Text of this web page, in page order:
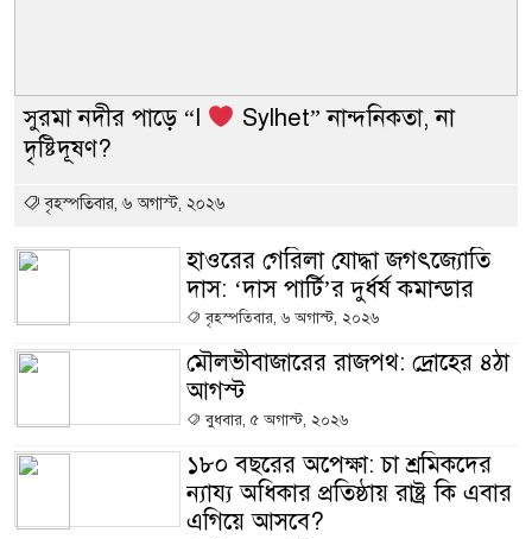
সুরমা নদীর পাড়ে “I
Sylhet” নান্দনিকতা, না
দৃষ্টিদূষণ?
বৃহস্পতিবার, ৬ অগাস্ট, ২০২৬
হাওরের গেরিলা যোদ্ধা জগৎজ্যোতি
দাস: ‘দাস পার্টি’র দুর্ধর্ষ কমান্ডার
বৃহস্পতিবার, ৬ অগাস্ট, ২০২৬
মৌলভীবাজারের রাজপথ: দ্রোহের ৪ঠা
আগস্ট
বুধবার, ৫ অগাস্ট, ২০২৬
১৮০ বছরের অপেক্ষা: চা শ্রমিকদের
ন্যায্য অধিকার প্রতিষ্ঠায় রাষ্ট্র কি এবার
এগিয়ে আসবে?